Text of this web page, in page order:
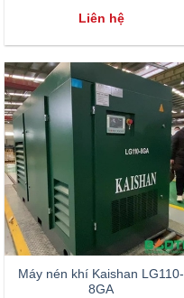
Liên hệ
Máy nén khí Kaishan LG110-
8GA